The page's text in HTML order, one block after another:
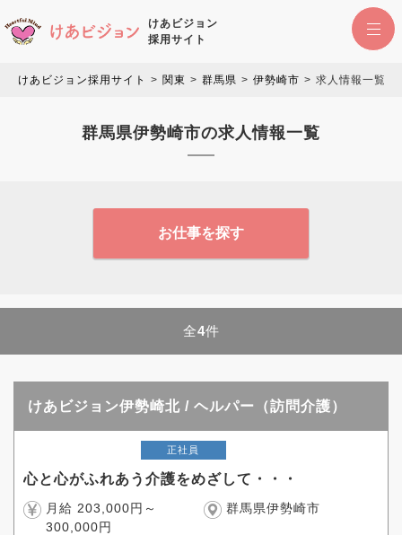
けあビジョン
採用サイト
けあビジョン採用サイト 関東 群馬県 伊勢崎市 求人情報一覧
群馬県伊勢崎市の求人情報一覧
お仕事を探す
全4件
けあビジョン伊勢崎北 / ヘルパー（訪問介護）
正社員
心と心がふれあう介護をめざして・・・
月給 203,000円～
300,000円
群馬県伊勢崎市